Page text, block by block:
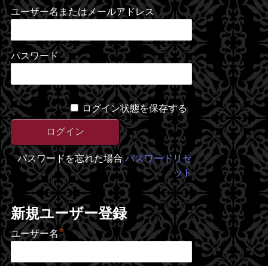
ユーザー名またはメールアドレス
パスワード
ログイン状態を保存する
パスワードを忘れた場合パスワードリセ
ット
新規ユーザー登録
ユーザー名*